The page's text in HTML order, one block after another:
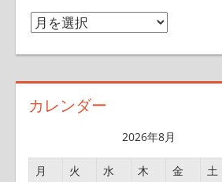
ア
ブ
カレンダー
2026年8月
月 火 水 木 金 土